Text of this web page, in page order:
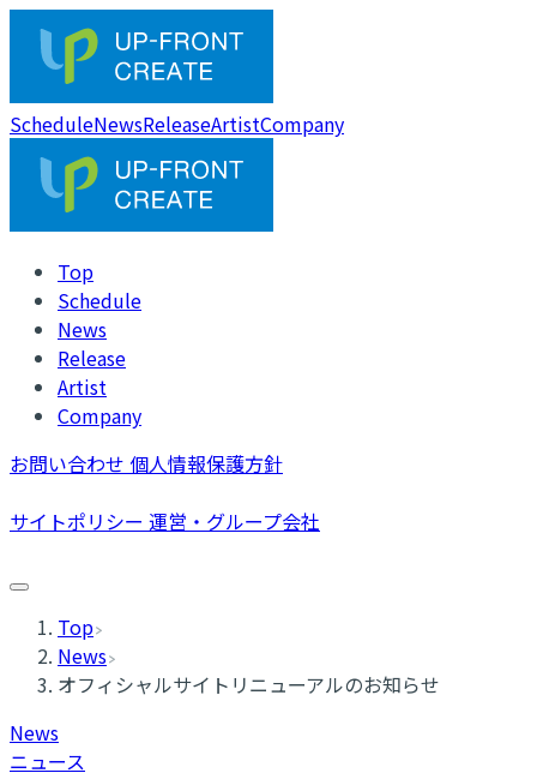
ScheduleNewsReleaseArtistCompany
Top
Schedule
News
Release
Artist
Company
お問い合わせ 個人情報保護方針
サイトポリシー 運営・グループ会社
Top
News
オフィシャルサイトリニューアルのお知らせ
News
ニュース